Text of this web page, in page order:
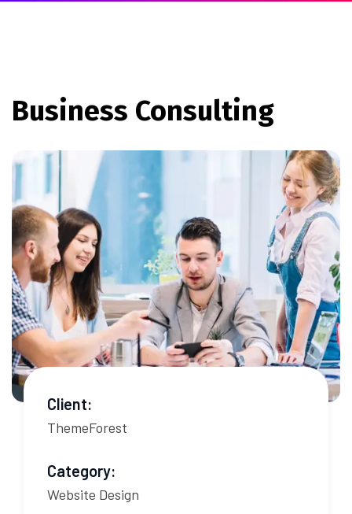
Business Consulting
Client:
ThemeForest
Category:
Website Design